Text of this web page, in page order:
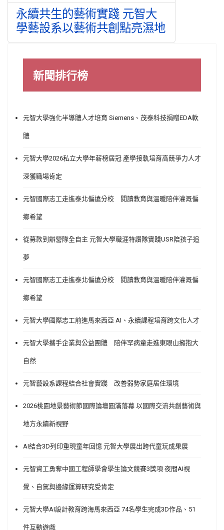
永續共生的藝術實踐 元智大
學藝設系以藝術共創點亮濕地
新聞排行榜
元智大學強化半導體人才培育 Siemens、茂泰科技捐贈EDA軟
體
元智大學2026私立大學年薪榜居冠 產學接軌培育高競爭力人才
深獲職場肯定
元智國際志工走進泰北偏遠分校 閱讀教育與溫暖陪伴灌溉偏
鄉希望
從募款到辦營隊全自主 元智大學職涯特讚隊實踐USR陪孩子追
夢
元智國際志工走進泰北偏遠分校 閱讀教育與溫暖陪伴灌溉偏
鄉希望
元智大學國際志工前進馬來西亞 AI、永續課程培育跨文化人才
元智大學攜手企業與公益團體 陪伴罕病童走進東眼山擁抱大
自然
元智藝設系課程結合社會實踐 改善弱勢家庭居住環境
2026桃園地景藝術節國際論壇圓滿落幕 以國際交流共創藝術與
地方永續新視野
AI結合3D列印重現童年回憶 元智大學展出跨代童玩成果展
元智資工勇奪中國工程師學會學生論文競賽3獎項 夜間AI視
覺、自駕與邊緣運算研究受肯定
元智大學AI設計教育跨海馬來西亞 74名學生完成3D作品、51
件互動遊戲